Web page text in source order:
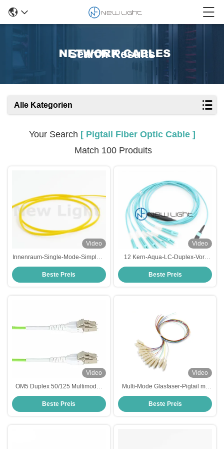
Search Results
Alle Kategorien
Your Search [ Pigtail Fiber Optic Cable ]
Match 100 Produits
Video
Innenraum-Single-Mode-Simplex-
Glasfaserkabel mit 3 mm
Durchmesser und wasserdichtem
Design für Patch-Cord-
Beste Preis
Video
12 Kern-Aqua-LC-Duplex-Vor-
Terminations-MPO-MTP-
Glasfaserkabel mit LSZH-Jacket
Beste Preis
Video
OM5 Duplex 50/125 Multimode-
Glasfaserkabel mit LC/PC
Uniboot-Stecker und 2,0 mm
Durchmesser
Beste Preis
Video
Multi-Mode Glasfaser-Pigtail mit
SC/PC-Anschluss und 0,9 mm
Durchmesser für FTTH-Box-
Anwendungen
Beste Preis